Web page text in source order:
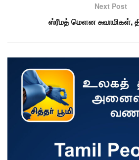
Next Post
ஸ்ரீமத் மௌன சுவாமிகள்,